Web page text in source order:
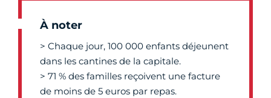
À noter
> Chaque jour, 100 000 enfants déjeunent
dans les cantines de la capitale.
> 71 % des familles reçoivent une facture
de moins de 5 euros par repas.